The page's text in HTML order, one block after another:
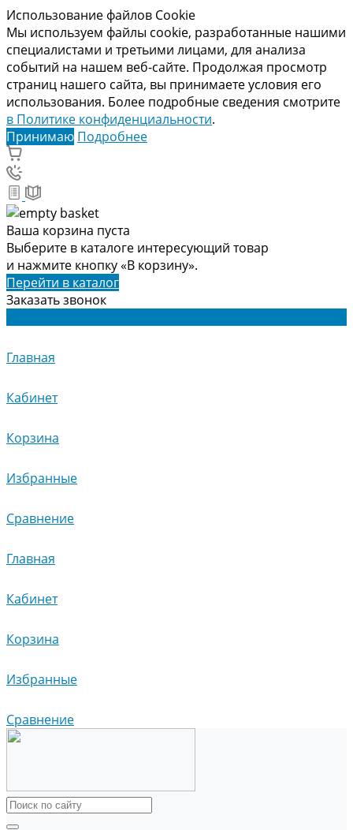
Использование файлов Cookie
Мы используем файлы cookie, разработанные нашими
специалистами и третьими лицами, для анализа
событий на нашем веб-сайте. Продолжая просмотр
страниц нашего сайта, вы принимаете условия его
использования. Более подробные сведения смотрите
в Политике конфиденциальности.
Принимаю Подробнее
Ваша корзина пуста
Выберите в каталоге интересующий товар
и нажмите кнопку «В корзину».
Перейти в каталог
Заказать звонок
Главная
Кабинет
Корзина
Избранные
Сравнение
Главная
Кабинет
Корзина
Избранные
Сравнение